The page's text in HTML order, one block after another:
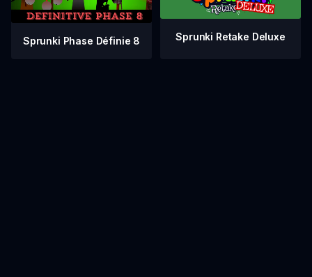
Sprunki Phase Définie 8 Sprunki Retake Deluxe